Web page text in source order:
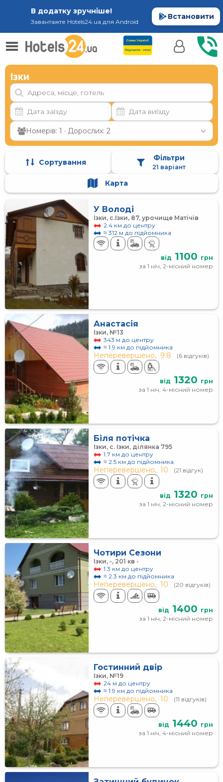
В додатку зручніше!
Завантажте Hotels24.ua для Android
Встановити
Ізки
Номерів: 1 · Дорослих: 2
Сортування Фільтри
21 варіант
Карта
У Володі
Ізки, с.Ізки, 87, урочище Матічів
2.4 км до центру
≈ 312 м до підйомника
від 1100 грн
за 1 ніч, 2-місний номер
Анастасія
Ізки, №13
343 м до центру
≈ 1.9 км до підйомника
Неперевершено, 9.8 (6 відгуків)
від 1320 грн
за 1 ніч, 4-місний номер
Біля потічка
Ізки, с. Ізки, ділянка 795
1.7 км до центру
≈ 2.5 км до підйомника
Неперевершено, 10 (21 відгук)
від 1320 грн
за 1 ніч, 2-місний номер
Чотири Сезони
Ізки, -, 201 кв -
1.3 км до центру
≈ 2.3 км до підйомника
Неперевершено, 10 (20 відгуків)
від 1400 грн
за 1 ніч, 2-місний номер
Гостинний двір
Ізки, №19
24 м до центру
≈ 1.9 км до підйомника
Неперевершено, 10 (11 відгуків)
від 1440 грн
за 1 ніч, 4-місний номер